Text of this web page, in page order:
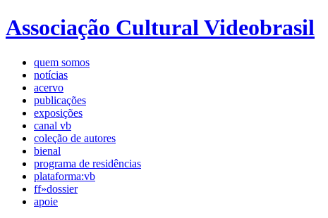
Associação Cultural Videobrasil
quem somos
notícias
acervo
publicações
exposições
canal vb
coleção de autores
bienal
programa de residências
plataforma:vb
ff»dossier
apoie